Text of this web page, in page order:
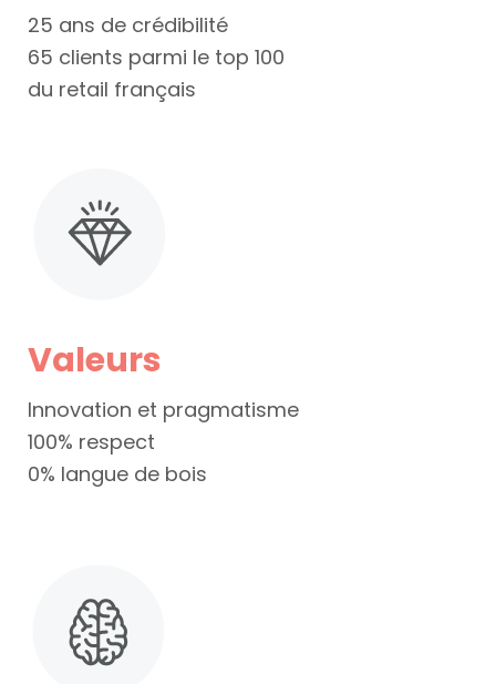
25 ans de crédibilité
65 clients parmi le top 100
du retail français
Valeurs
Innovation et pragmatisme
100% respect
0% langue de bois